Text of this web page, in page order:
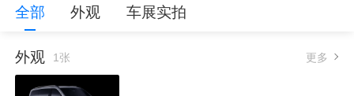
全部 外观 车展实拍
外观 1张 更多